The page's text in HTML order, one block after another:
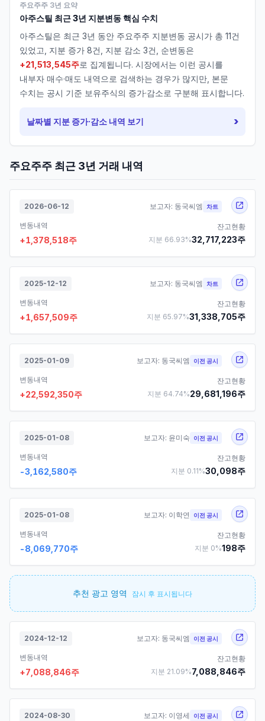
주요주주 3년 요약
아주스틸 최근 3년 지분변동 핵심 수치
아주스틸은 최근 3년 동안 주요주주 지분변동 공시가 총 11건
있었고, 지분 증가 8건, 지분 감소 3건, 순변동은
+21,513,545주로 집계됩니다. 시장에서는 이런 공시를
내부자 매수·매도 내역으로 검색하는 경우가 많지만, 본문
수치는 공시 기준 보유주식의 증가·감소로 구분해 표시합니다.
날짜별 지분 증가·감소 내역 보기 ›
주요주주 최근 3년 거래 내역
2026-06-12 보고자: 동국씨엠 차트
변동내역
+1,378,518주
잔고현황
지분 66.93%32,717,223주
2025-12-12 보고자: 동국씨엠 차트
변동내역
+1,657,509주
잔고현황
지분 65.97%31,338,705주
2025-01-09 보고자: 동국씨엠 이전 공시
변동내역
+22,592,350주
잔고현황
지분 64.74%29,681,196주
2025-01-08 보고자: 윤미숙 이전 공시
변동내역
-3,162,580주
잔고현황
지분 0.11%30,098주
2025-01-08 보고자: 이학연 이전 공시
변동내역
-8,069,770주
잔고현황
지분 0%198주
추천 광고 영역 잠시 후 표시됩니다
2024-12-12 보고자: 동국씨엠 이전 공시
변동내역
+7,088,846주
잔고현황
지분 21.09%7,088,846주
2024-08-30 보고자: 이영세 이전 공시